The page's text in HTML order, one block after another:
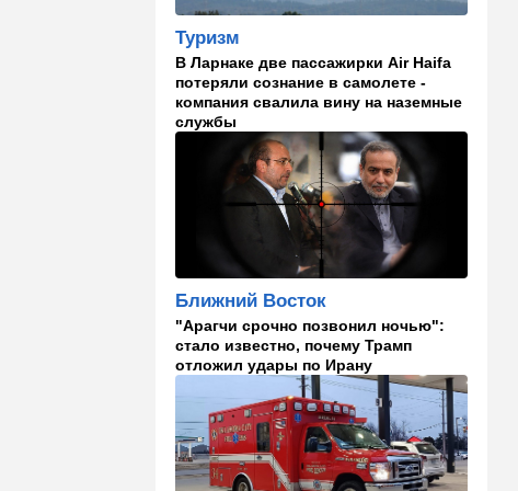
в "Мосаде"
00:07 Израиль
Стало известно, кому
принадлежит тело,
найденное в районе Петах-
Тиквы
Общество
Помогите найти: пропала
Эльмира из Рамат-Гана
23:35 Мнения
Безо всяких табу
22:20 Израиль
Проживающий в России
израильтянин прямо с
самолета угодил в ШАБАК
21:48 Израиль
"Сумасшедшие рулят
Туризм
В Ларнаке две пассажирки Air Haifa
потеряли сознание в самолете -
компания свалила вину на наземные
службы
Ближний Восток
"Арагчи срочно позвонил ночью":
стало известно, почему Трамп
отложил удары по Ирану